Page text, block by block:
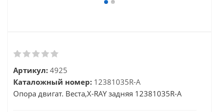
Артикул: 4925
Каталожный номер: 12381035R-A
Опора двигат. Веста,X-RAY задняя 12381035R-A